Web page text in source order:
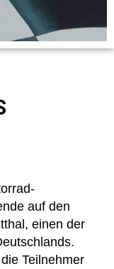
auf den
einen der
Teilnehmer